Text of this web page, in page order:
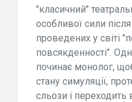
"класичний"
особливої сили
проведених у світі
повсякденності".
починає монолог,
стану симуляції,
сльози і переходить